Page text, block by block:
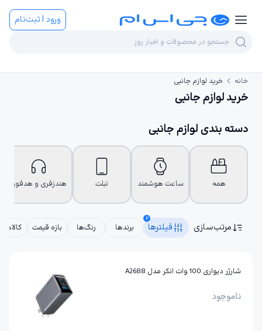
ورود | ثبت‌نام
خانه خرید لوازم جانبی
خرید لوازم جانبی
دسته بندی لوازم جانبی
همه ساعت هوشمند تبلت هندزفری و هدفون
مرتب‌سازی فیلترها
2
برندها رنگ‌ها بازه قیمت
شارژر دیواری 100 وات انکر مدل A2688
ناموجود